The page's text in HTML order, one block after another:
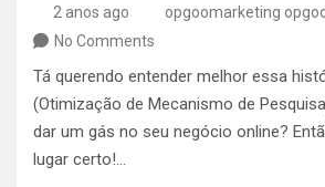
2 anos ago
opgoomarketing
No Comments
Tá querendo entender melhor essa
(Otimização de Mecanismo de
dar um gás no seu negócio online?
lugar certo!…